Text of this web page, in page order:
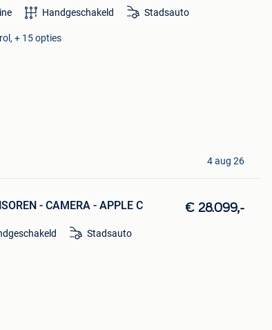
Handgeschakeld Stadsauto
+ 15 opties
4 aug 26
- CAMERA - APPLE C € 28.099,-
Stadsauto